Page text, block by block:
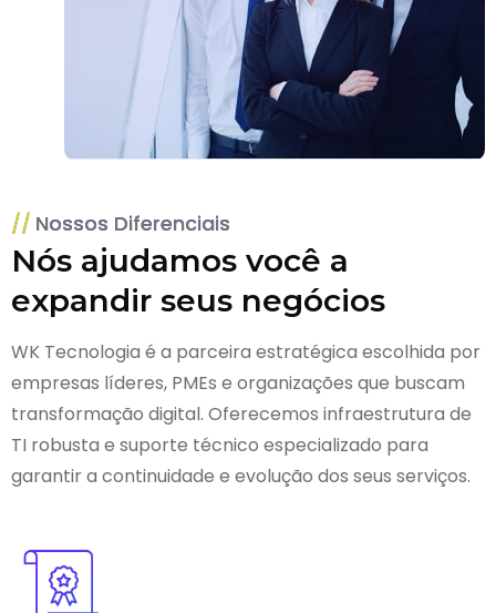
Nossos Diferenciais
Nós ajudamos você a
expandir seus negócios
WK Tecnologia é a parceira estratégica escolhida por
empresas líderes, PMEs e organizações que buscam
transformação digital. Oferecemos infraestrutura de
TI robusta e suporte técnico especializado para
garantir a continuidade e evolução dos seus serviços.